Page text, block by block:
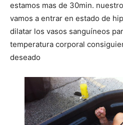
estamos mas de 30min.
vamos a entrar en estado de
dilatar los vasos sanguíneos
temperatura corporal
deseado